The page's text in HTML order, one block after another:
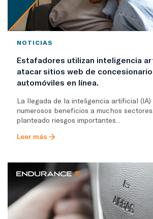
NOTICIAS
Estafadores utilizan inteligencia
atacar sitios web de
automóviles en línea.
La llegada de la inteligencia artificial
numerosos beneficios a muchos
planteado riesgos importantes...
Leer más